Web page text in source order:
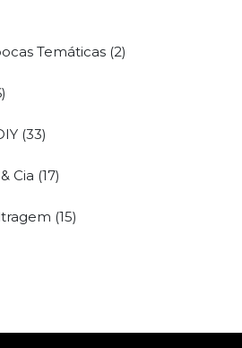
Temáticas (2)
(33)
Cia (17)
(15)